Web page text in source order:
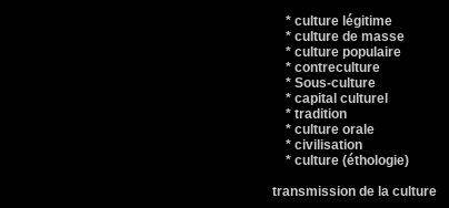
* culture légitime
* culture de masse
* culture populaire
* contreculture
* Sous-culture
* capital culturel
* tradition
* culture orale
* civilisation
* culture (éthologie)
transmission de la culture